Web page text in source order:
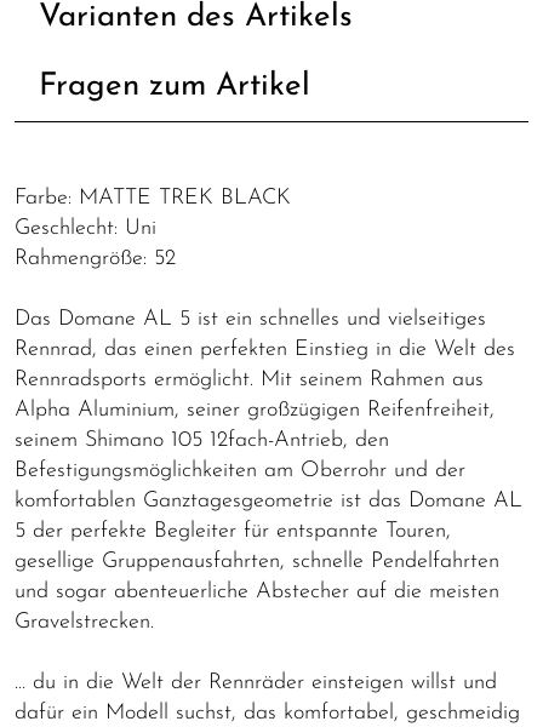
Varianten des Artikels
Fragen zum Artikel
Farbe: MATTE TREK BLACK
Geschlecht: Uni
Rahmengröße: 52
Das Domane AL 5 ist ein schnelles und vielseitiges
Rennrad, das einen perfekten Einstieg in die Welt des
Rennradsports ermöglicht. Mit seinem Rahmen aus
Alpha Aluminium, seiner großzügigen Reifenfreiheit,
seinem Shimano 105 12fach-Antrieb, den
Befestigungsmöglichkeiten am Oberrohr und der
komfortablen Ganztagesgeometrie ist das Domane AL
5 der perfekte Begleiter für entspannte Touren,
gesellige Gruppenausfahrten, schnelle Pendelfahrten
und sogar abenteuerliche Abstecher auf die meisten
Gravelstrecken.
… du in die Welt der Rennräder einsteigen willst und
dafür ein Modell suchst, das komfortabel, geschmeidig